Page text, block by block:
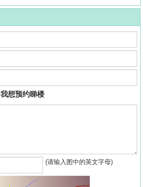
我想预约睇楼
(请输入图中的英文字母)